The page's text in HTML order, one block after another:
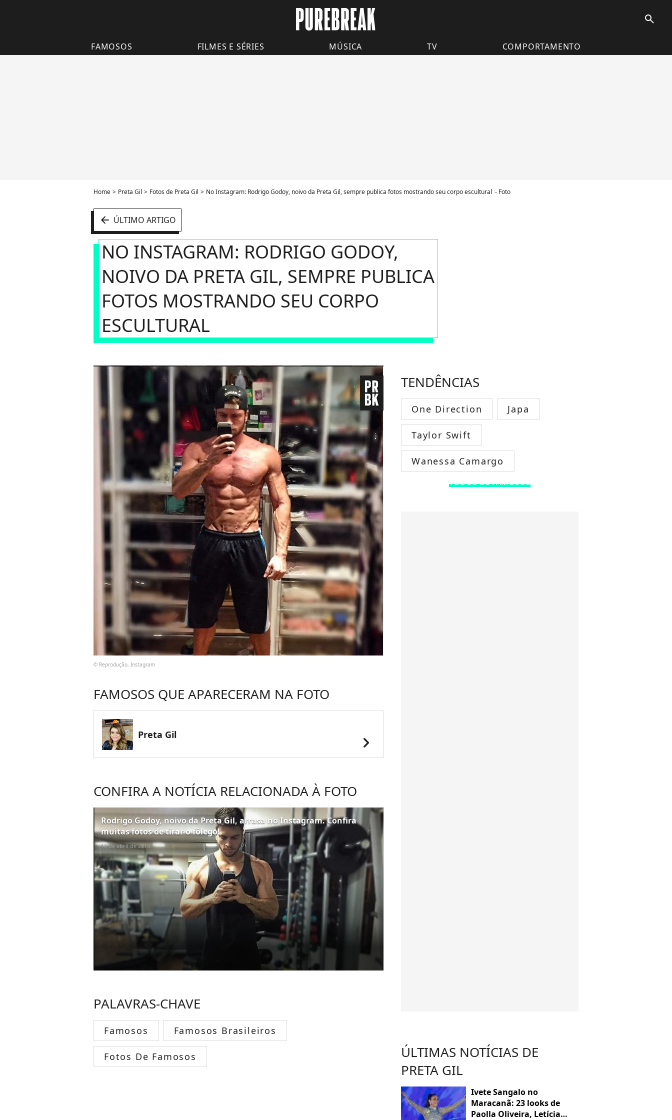
search
FAMOSOS FILMES E SÉRIES MÚSICA TV COMPORTAMENTO
Home Preta Gil Fotos de Preta Gil No Instagram: Rodrigo Godoy, noivo da Preta Gil, sempre publica fotos mostrando seu corpo escultural - Foto
arrow_left ÚLTIMO ARTIGO
NO INSTAGRAM: RODRIGO GODOY,
NOIVO DA PRETA GIL, SEMPRE PUBLICA
FOTOS MOSTRANDO SEU CORPO
ESCULTURAL
© Reprodução, Instagram
FAMOSOS QUE APARECERAM NA FOTO
Preta Gil chevron_right
CONFIRA A NOTÍCIA RELACIONADA À FOTO
Rodrigo Godoy, noivo da Preta Gil, arrasa no Instagram. Confira
muitas fotos de tirar o fôlego!
13 de abril de 2015
PALAVRAS-CHAVE
Famosos Famosos Brasileiros
Fotos De Famosos
TENDÊNCIAS
One Direction Japa
Taylor Swift
Wanessa Camargo
TODOS OS FAMOSOS
ÚLTIMAS NOTÍCIAS DE
PRETA GIL
Ivete Sangalo no
Maracanã: 23 looks de
Paolla Oliveira, Letícia